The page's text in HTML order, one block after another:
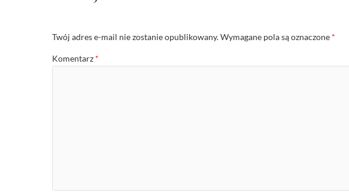
Twój adres e-mail nie zostanie opublikowany.Wymagane pola są oznaczone *
Komentarz *